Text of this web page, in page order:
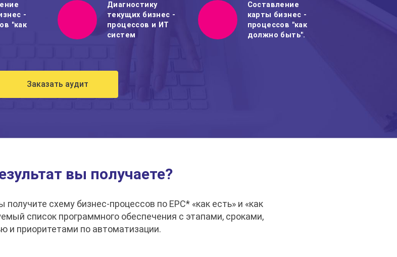
-
"как
Диагностику
текущих бизнес -
процессов и ИТ
систем
Составление
карты бизнес -
процессов "как
должно быть".
Заказать аудит
вы получаете?
схему бизнес-процессов по EPC* «как есть» и «как
список программного обеспечения с этапами, сроками,
и приоритетами по автоматизации.